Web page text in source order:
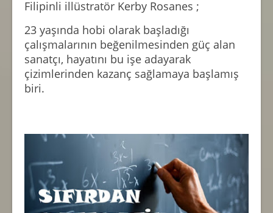
Filipinli illüstratör Kerby Rosanes ;
23 yaşında hobi olarak başladığı
çalışmalarının beğenilmesinden güç alan
sanatçı, hayatını bu işe adayarak
çizimlerinden kazanç sağlamaya başlamış
biri.